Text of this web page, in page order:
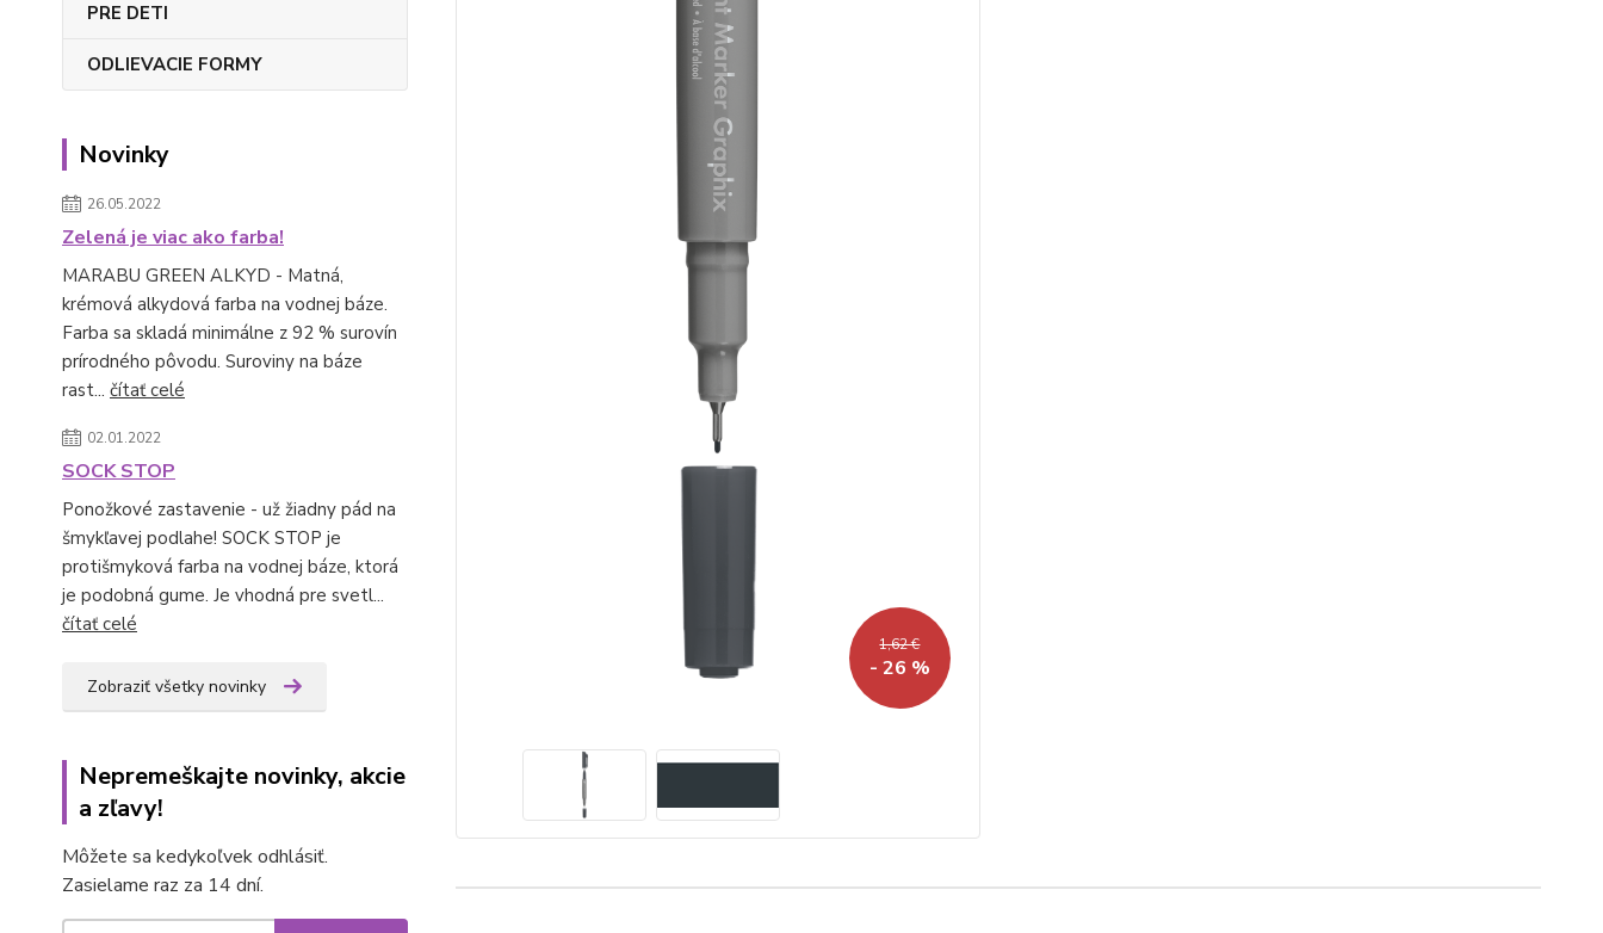
PRE DETI
ODLIEVACIE FORMY
Novinky
26.05.2022
Zelená je viac ako farba!
MARABU GREEN ALKYD - Matná,
krémová alkydová farba na vodnej báze.
Farba sa skladá minimálne z 92 % surovín
prírodného pôvodu. Suroviny na báze
rast... čítať celé
02.01.2022
SOCK STOP
Ponožkové zastavenie - už žiadny pád na
šmykľavej podlahe! SOCK STOP je
protišmyková farba na vodnej báze, ktorá
je podobná gume. Je vhodná pre svetl...
čítať celé
Zobraziť všetky novinky
Nepremeškajte novinky, akcie
a zľavy!
Môžete sa kedykoľvek odhlásiť.
Zasielame raz za 14 dní.
1,62 €
- 26 %